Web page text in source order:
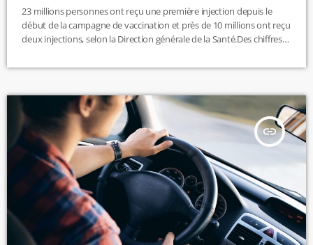
23 millions personnes ont reçu une première injection depuis le
début de la campagne de vaccination et près de 10 millions ont reçu
deux injections, selon la Direction générale de la Santé.Des chiffres
exercent des professions "prioritaires" peuvent se faire vacciner
Santé, "les professionnels concernés pourront se faire vacciner sur
présentation […]
insert_link